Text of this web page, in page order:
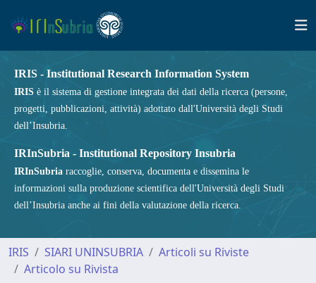
IRIS - Institutional Research Information System
IRIS è il sistema di gestione integrata dei dati della ricerca (persone,
progetti, pubblicazioni, attività) adottato dall'Università degli Studi
dell’Insubria.
IRInSubria - Institutional Repository Insubria
IRInSubria raccoglie, conserva, documenta e dissemina le
informazioni sulla produzione scientifica dell'Università degli Studi
dell’Insubria anche ai fini della valutazione della ricerca.
IRIS SIARI UNINSUBRIA
Articoli su Riviste
Articolo su Rivista